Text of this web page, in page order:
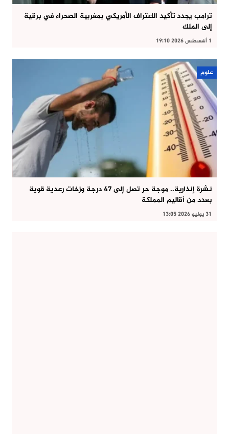
ترامب يجدد تأكيد الاعتراف الأمريكي بمغربية الصحراء في برقية
إلى الملك
1 أغسطس 2026 19:10
علوم
نشرة إنذارية.. موجة حر تصل إلى 47 درجة وزخات رعدية قوية
بعدد من أقاليم المملكة
31 يوليو 2026 13:05